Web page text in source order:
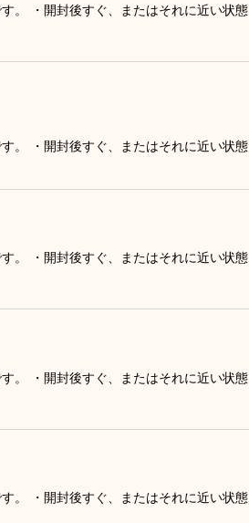
・開封後すぐ、またはそれに近い状
・開封後すぐ、またはそれに近い状
・開封後すぐ、またはそれに近い状
・開封後すぐ、またはそれに近い状
・開封後すぐ、またはそれに近い状